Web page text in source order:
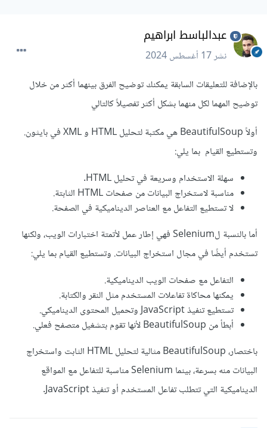
عبدالباسط ابراهيم
نشر17 أغسطس 2024
بالإضافة للتعليقات السابقة يمكنك توضيح الفرق بينهما أكثر من خلال
توضيح المهما لكل منهما بشكل أكثر تفصيلاً كالتالي
أولاً BeautifulSoup هي مكتبة لتحليل HTML و XML في بايثون.
وتستطيع القيام بما يلي:
سهلة الاستخدام وسريعة في تحليل HTML.
مناسبة لاستخراج البيانات من صفحات HTML الثابتة.
لا تستطيع التفاعل مع العناصر الديناميكية في الصفحة.
أما بالنسبة لSelenium فهي إطار عمل لأتمتة اختبارات الويب، ولكنها
تستخدم أيضًا في مجال استخراج البيانات. وتستطيع القيام بما يلي:
التفاعل مع صفحات الويب الديناميكية.
يمكنها محاكاة تفاعلات المستخدم مثل النقر والكتابة.
تستطيع تنفيذ JavaScript وتحميل المحتوى الديناميكي.
أبطأ من BeautifulSoup لأنها تقوم بتشغيل متصفح فعلي.
باختصار، BeautifulSoup مثالية لتحليل HTML الثابت واستخراج
البيانات منه بسرعة، بينما Selenium مناسبة للتفاعل مع المواقع
الديناميكية التي تتطلب تفاعل المستخدم أو تنفيذ JavaScript.